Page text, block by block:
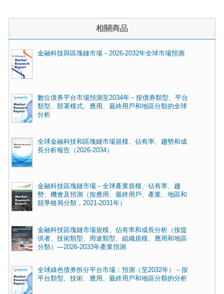
相關商品
金融科技與區塊鏈市場－2026-2032年全球市場預測
數位債券平台市場預測至2034年－按債券類型、平台
類型、部署模式、應用、最終用戶和地區分類的全球
分析
全球金融科技和區塊鏈市場規模、佔有率、趨勢和成
長分析報告（2026-2034）
金融科技區塊鏈市場－全球產業規模、佔有率、趨
勢、機會及預測（按應用、最終用戶、產業、地區和
競爭格局分類，2021-2031年）
金融科技區塊鏈市場規模、佔有率和成長分析（按提
供者、技術類型、用途類型、組織規模、應用和地區
分類）—2026-2033年產業預測
全球綠色債券拆分平台市場：預測（至2032年）－按
平台類型、技術、應用、最終用戶和地區分類的分析